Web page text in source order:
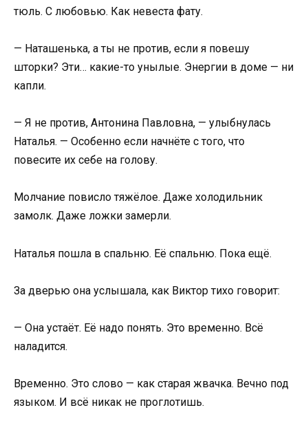
тюль. С любовью. Как невеста фату.
— Наташенька, а ты не против, если я повешу
шторки? Эти… какие-то унылые. Энергии в доме — ни
капли.
— Я не против, Антонина Павловна, — улыбнулась
Наталья. — Особенно если начнёте с того, что
повесите их себе на голову.
Молчание повисло тяжёлое. Даже холодильник
замолк. Даже ложки замерли.
Наталья пошла в спальню. Её спальню. Пока ещё.
За дверью она услышала, как Виктор тихо говорит:
— Она устаёт. Её надо понять. Это временно. Всё
наладится.
Временно. Это слово — как старая жвачка. Вечно под
языком. И всё никак не проглотишь.